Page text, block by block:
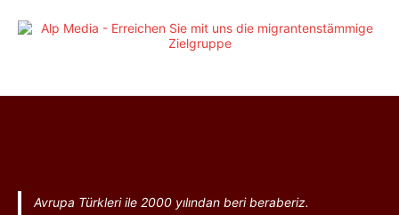
Avrupa Türkleri ile 2000 yılından beri beraberiz.